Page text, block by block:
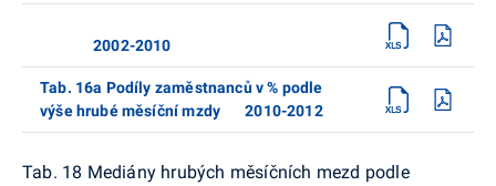
2002-2010
Tab. 16a Podíly zaměstnanců v % podle
výše hrubé měsíční mzdy 2010-2012
Tab. 18 Mediány hrubých měsíčních mezd podle